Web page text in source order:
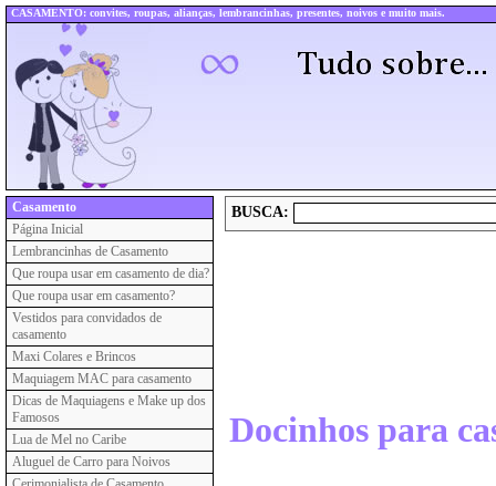
CASAMENTO: convites, roupas, alianças, lembrancinhas, presentes, noivos e muito mais.
Casamento
Página Inicial
Lembrancinhas de Casamento
Que roupa usar em casamento de dia?
Que roupa usar em casamento?
Vestidos para convidados de
casamento
Maxi Colares e Brincos
Maquiagem MAC para casamento
Dicas de Maquiagens e Make up dos
Famosos
Lua de Mel no Caribe
Aluguel de Carro para Noivos
BUSCA:
Docinhos para